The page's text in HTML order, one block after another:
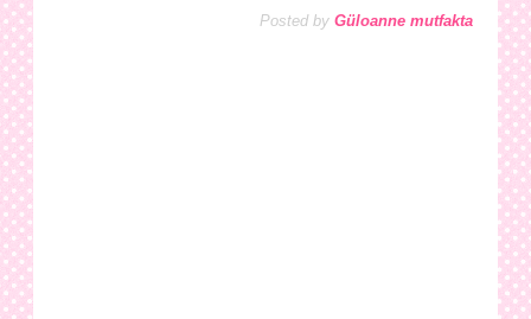
Posted by Güloanne mutfakta